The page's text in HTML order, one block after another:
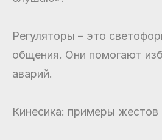
Регуляторы – это
общения. Они помогают
аварий.
Кинесика: примеры жестов